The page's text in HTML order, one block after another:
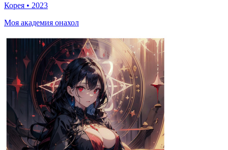
Корея • 2023
Моя академия онахол